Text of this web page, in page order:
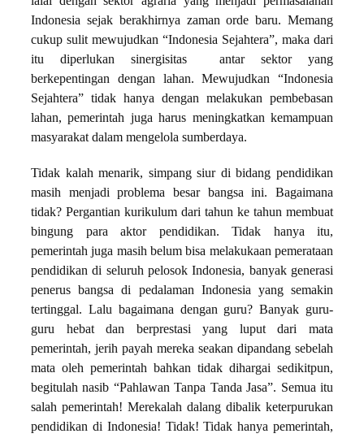
Indonesia sejak berakhirnya zaman orde baru. Memang
cukup sulit mewujudkan “Indonesia Sejahtera”, maka dari
itu diperlukan sinergisitas antar sektor yang
berkepentingan dengan lahan. Mewujudkan “Indonesia
Sejahtera” tidak hanya dengan melakukan pembebasan
lahan, pemerintah juga harus meningkatkan kemampuan
masyarakat dalam mengelola sumberdaya.
Tidak kalah menarik, simpang siur di bidang pendidikan
masih menjadi problema besar bangsa ini. Bagaimana
tidak? Pergantian kurikulum dari tahun ke tahun membuat
bingung para aktor pendidikan. Tidak hanya itu,
pemerintah juga masih belum bisa melakukaan pemerataan
pendidikan di seluruh pelosok Indonesia, banyak generasi
penerus bangsa di pedalaman Indonesia yang semakin
tertinggal. Lalu bagaimana dengan guru? Banyak guru-
guru hebat dan berprestasi yang luput dari mata
pemerintah, jerih payah mereka seakan dipandang sebelah
mata oleh pemerintah bahkan tidak dihargai sedikitpun,
begitulah nasib “Pahlawan Tanpa Tanda Jasa”. Semua itu
salah pemerintah! Merekalah dalang dibalik keterpurukan
pendidikan di Indonesia! Tidak! Tidak hanya pemerintah,